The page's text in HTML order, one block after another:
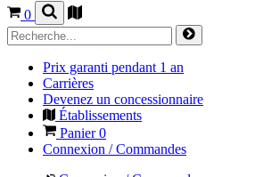
0
Prix garanti pendant 1 an
Carrières
Devenez un concessionnaire
Établissements
Panier0
Connexion / Commandes